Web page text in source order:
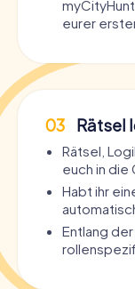
eurer
03 Rätsel
Rätsel,
euch in die
Habt ihr
Entlang